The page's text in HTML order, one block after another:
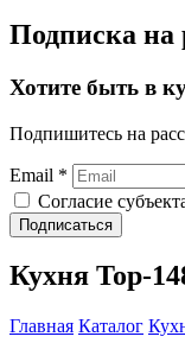
Подписка на
Хотите быть в
Подпишитесь на
Email *
Согласие
Подписаться
Кухня Top-
Главная Каталог